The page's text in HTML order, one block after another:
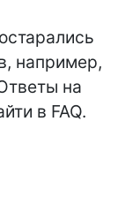
например,
на
в FAQ.